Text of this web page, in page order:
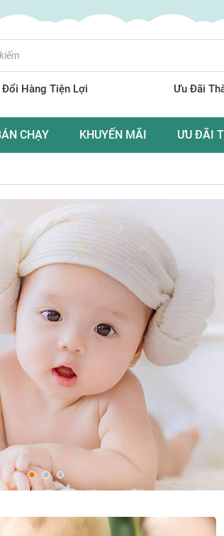
Đổi Hàng Tiện Lợi Ưu Đãi
CHẠY KHUYẾN MÃI ƯU ĐÃI